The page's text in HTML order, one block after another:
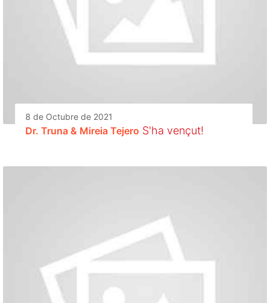
8 de Octubre de 2021
Dr. Truna & Mireia Tejero S'ha vençut!